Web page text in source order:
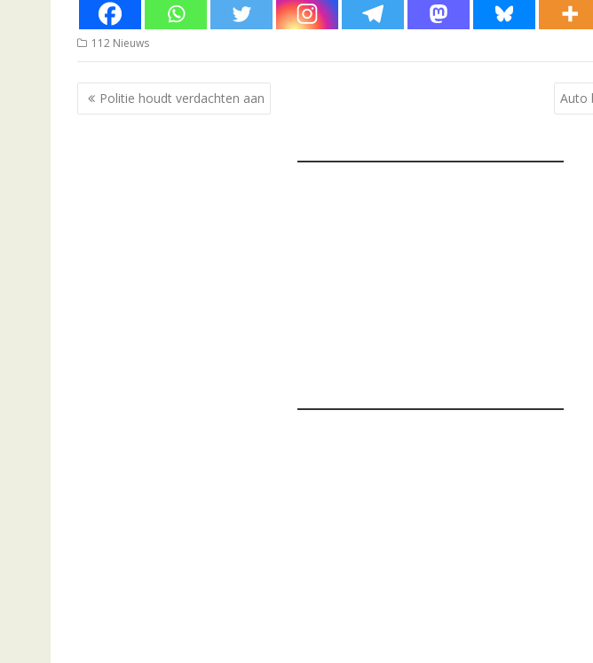
112 Nieuws
Bericht
navigatie
Politie houdt verdachten aan Auto